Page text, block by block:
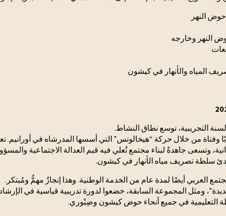
النهر
النهر وخارجه
المياه والأنهار في كيشون
التجريبية، توسع نطاق النشاط.
2025 و2026، تم تجنيد 11 شابًا وفتاة من خلال حركة “هيخالوتس” التي أسسها المدرشاه في
وتسعى جاهدةً لبناء مجتمع تُعلي فيه قيم العدالة الاجتماعية
سلطة تصريف مياه الأنهار في كيشون.
العربي أيضًا لمدة عام من الخدمة الوطنية. وهذا إنجازٌ مهمٌّ ومُبتكر.
ومثل المجموعة السابقة، خضعوا لدورة تدريبية قياسية في
التعليمية في جميع أنحاء حوض كيشون وصِبْوري.